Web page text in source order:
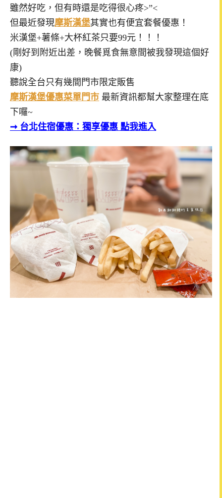
雖然好吃，但有時還是吃得很心疼>”<
但最近發現摩斯漢堡其實也有便宜套餐優惠！
米漢堡+薯條+大杯紅茶只要99元！！！
(剛好到附近出差，晚餐覓食無意間被我發現這個好
康)
聽說全台只有幾間門市限定販售
摩斯漢堡優惠菜單門市 最新資訊都幫大家整理在底
下囉~
➞ 台北住宿優惠：獨享優惠 點我進入